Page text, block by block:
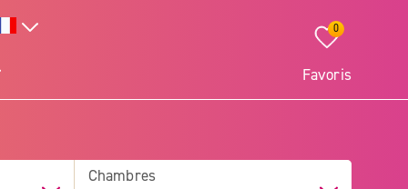
0
Favoris
Chambres